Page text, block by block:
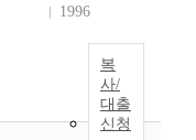
1996
복
사/
대출
신청